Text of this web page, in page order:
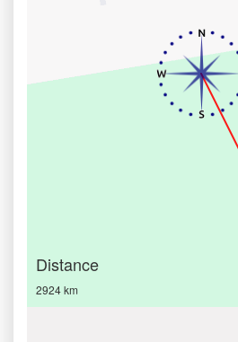
Distance
2924 km